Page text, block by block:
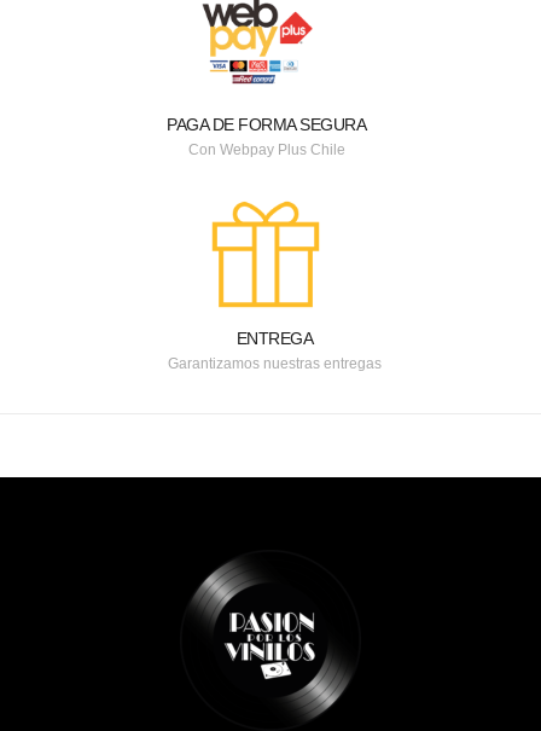
PAGA DE FORMA SEGURA
Con Webpay Plus Chile
ENTREGA
Garantizamos nuestras entregas